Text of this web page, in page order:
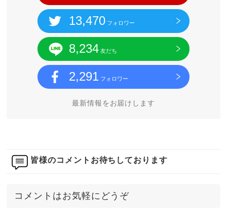
13,470 フォロワー
8,234 友だち
2,291 フォロワー
最新情報をお届けします
皆様のコメントお待ちしております
コメントはお気軽にどうぞ